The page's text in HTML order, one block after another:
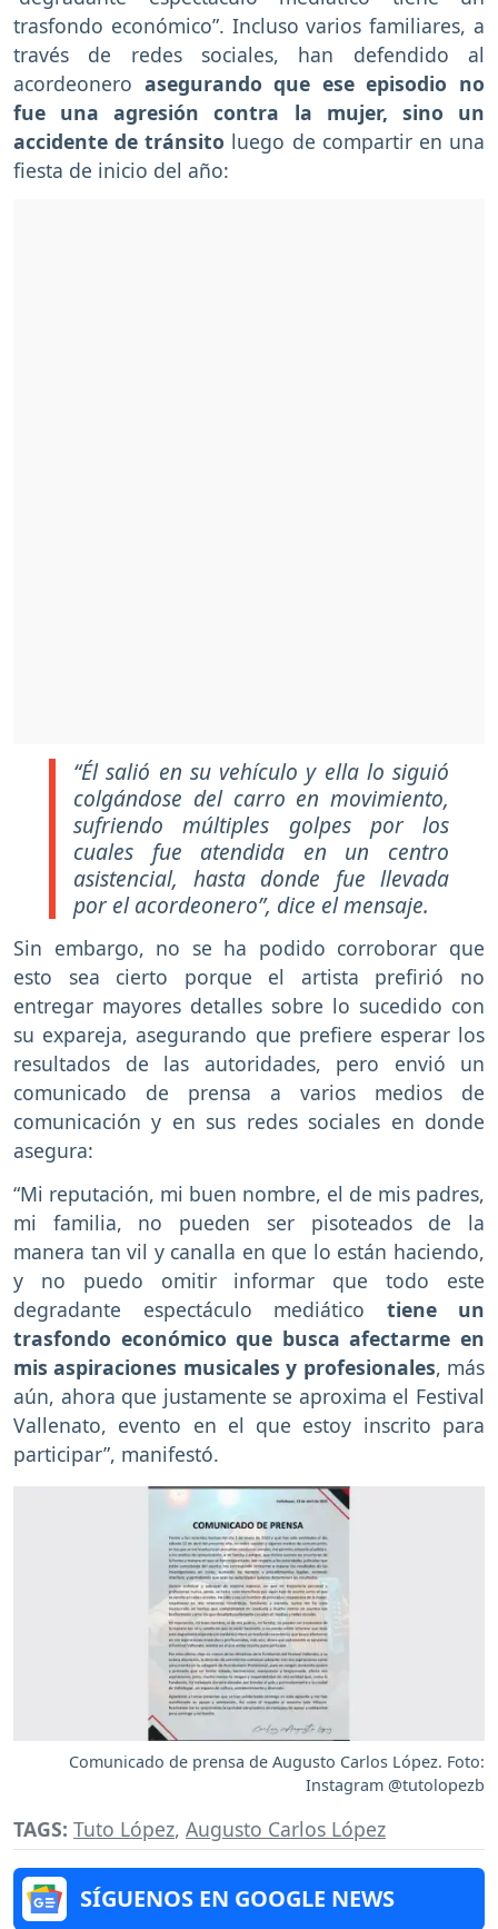
trasfondo económico”. Incluso varios familiares, a
través de redes sociales, han defendido al
acordeonero asegurando que ese episodio no
fue una agresión contra la mujer, sino un
accidente de tránsito luego de compartir en una
fiesta de inicio del año:
“Él salió en su vehículo y ella lo siguió
colgándose del carro en movimiento,
sufriendo múltiples golpes por los
cuales fue atendida en un centro
asistencial, hasta donde fue llevada
por el acordeonero”, dice el mensaje.
Sin embargo, no se ha podido corroborar que
esto sea cierto porque el artista prefirió no
entregar mayores detalles sobre lo sucedido con
su expareja, asegurando que prefiere esperar los
resultados de las autoridades, pero envió un
comunicado de prensa a varios medios de
comunicación y en sus redes sociales en donde
asegura:
“Mi reputación, mi buen nombre, el de mis padres,
mi familia, no pueden ser pisoteados de la
manera tan vil y canalla en que lo están haciendo,
y no puedo omitir informar que todo este
degradante espectáculo mediático tiene un
trasfondo económico que busca afectarme en
mis aspiraciones musicales y profesionales, más
aún, ahora que justamente se aproxima el Festival
Vallenato, evento en el que estoy inscrito para
participar”, manifestó.
Comunicado de prensa de Augusto Carlos López. Foto:
Instagram @tutolopezb
TAGS: Tuto López, Augusto Carlos López
SÍGUENOS EN GOOGLE NEWS